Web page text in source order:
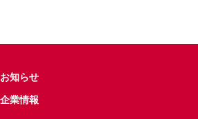
お知らせ
企業情報